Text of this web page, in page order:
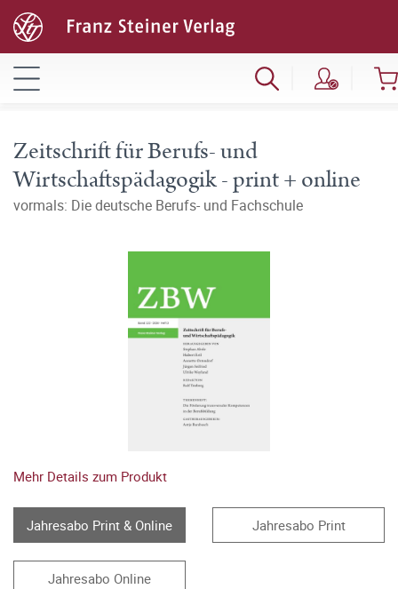
Zeitschrift für Berufs- und
Wirtschaftspädagogik - print + online
vormals: Die deutsche Berufs- und Fachschule
Mehr Details zum Produkt
Jahresabo Print & Online Jahresabo Print
Jahresabo Online